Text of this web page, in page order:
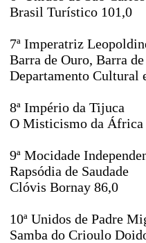
Brasil Turístico 101,0
7ª Imperatriz
Barra de Ouro, Barra
Departamento Cultural
8ª Império da Tijuca
O Misticismo da África
9ª Mocidade
Rapsódia de Saudade
Clóvis Bornay 86,0
10ª Unidos de Padre
Samba do Crioulo